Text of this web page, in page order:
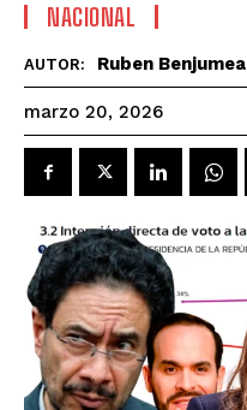
NACIONAL
AUTOR: Ruben Benjumea
marzo 20, 2026